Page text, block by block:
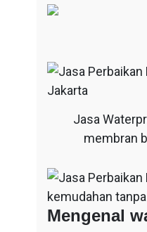
Jasa
membran
kemudahan
Mengenal